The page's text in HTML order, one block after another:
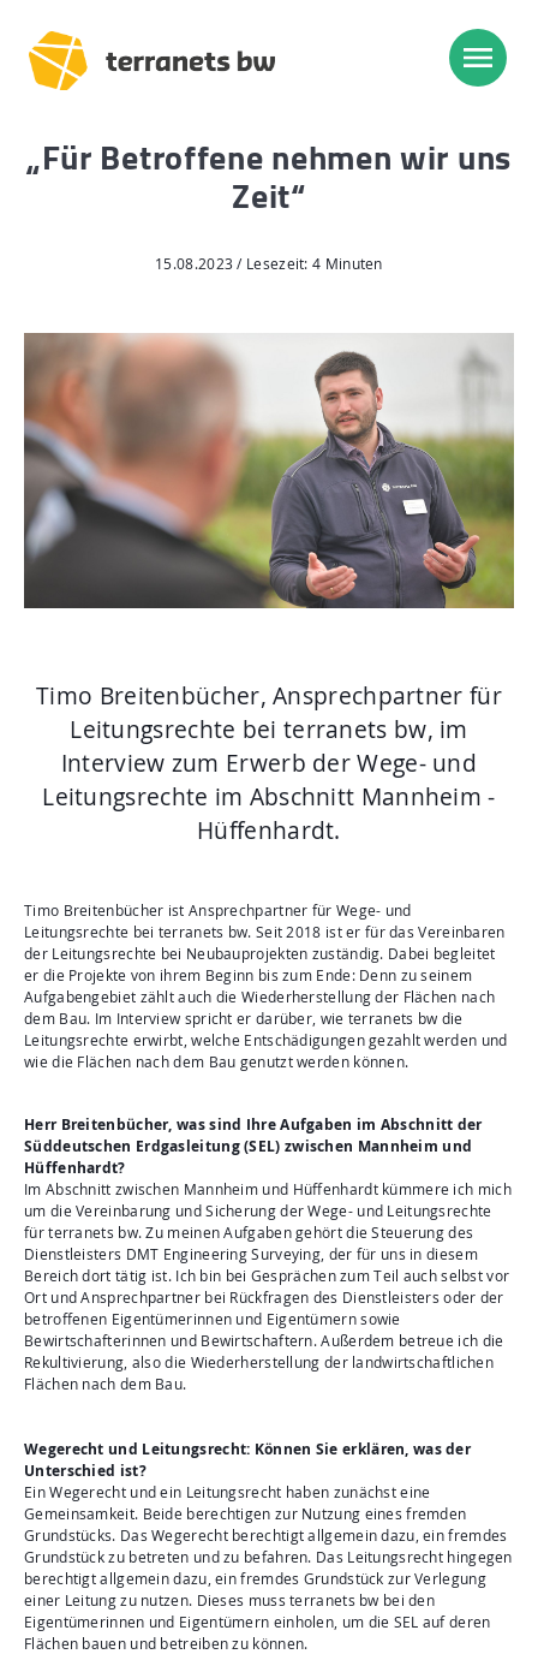
Trassenverlauf SEL:
Lampertheim – Heidelberg
Heidelberg – Heilbronn
Löchgau – Esslingen a. N.
Esslingen a. N. – Bissingen
Start
Planung, Bau, Betrieb
Aktuelles
Kontakt
Suche
„Für Betroffene nehmen wir uns
Zeit“
15.08.2023 / Lesezeit: 4 Minuten
Timo Breitenbücher, Ansprechpartner für
Leitungsrechte bei terranets bw, im
Interview zum Erwerb der Wege- und
Leitungsrechte im Abschnitt Mannheim -
Hüffenhardt.
Timo Breitenbücher ist Ansprechpartner für Wege- und
Leitungsrechte bei terranets bw. Seit 2018 ist er für das Vereinbaren
der Leitungsrechte bei Neubauprojekten zuständig. Dabei begleitet
er die Projekte von ihrem Beginn bis zum Ende: Denn zu seinem
Aufgabengebiet zählt auch die Wiederherstellung der Flächen nach
dem Bau. Im Interview spricht er darüber, wie terranets bw die
Leitungsrechte erwirbt, welche Entschädigungen gezahlt werden und
wie die Flächen nach dem Bau genutzt werden können.
Herr Breitenbücher, was sind Ihre Aufgaben im Abschnitt der
Süddeutschen Erdgasleitung (SEL) zwischen Mannheim und
Hüffenhardt?
Im Abschnitt zwischen Mannheim und Hüffenhardt kümmere ich mich
um die Vereinbarung und Sicherung der Wege- und Leitungsrechte
für terranets bw. Zu meinen Aufgaben gehört die Steuerung des
Dienstleisters DMT Engineering Surveying, der für uns in diesem
Bereich dort tätig ist. Ich bin bei Gesprächen zum Teil auch selbst vor
Ort und Ansprechpartner bei Rückfragen des Dienstleisters oder der
betroffenen Eigentümerinnen und Eigentümern sowie
Bewirtschafterinnen und Bewirtschaftern. Außerdem betreue ich die
Rekultivierung, also die Wiederherstellung der landwirtschaftlichen
Flächen nach dem Bau.
Wegerecht und Leitungsrecht: Können Sie erklären, was der
Unterschied ist?
Ein Wegerecht und ein Leitungsrecht haben zunächst eine
Gemeinsamkeit. Beide berechtigen zur Nutzung eines fremden
Grundstücks. Das Wegerecht berechtigt allgemein dazu, ein fremdes
Grundstück zu betreten und zu befahren. Das Leitungsrecht hingegen
berechtigt allgemein dazu, ein fremdes Grundstück zur Verlegung
einer Leitung zu nutzen. Dieses muss terranets bw bei den
Eigentümerinnen und Eigentümern einholen, um die SEL auf deren
Flächen bauen und betreiben zu können.